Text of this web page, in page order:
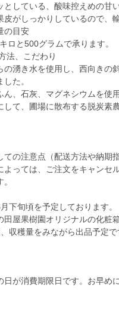
としている、酸味控えめの甘
皮がしっかりしているので、
の目安
ロと500グラムで承ります。
法、こだわり
の湧き水を使用し、西向きの
た。
ん、石灰、マグネシウムを使用
して、圃場に散布する脱炭素
の注意点（配送方法や納期指
よっては、ご注文をキャンセ
下旬頃を予定しております。
田屋果樹園オリジナルの化粧
収穫量をみながら出品予定で
日が消費期限日です。お早め